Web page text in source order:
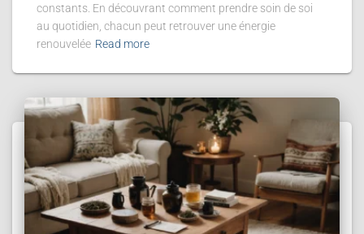
constants. En découvrant comment prendre soin de soi
au quotidien, chacun peut retrouver une énergie
renouvelée Read more